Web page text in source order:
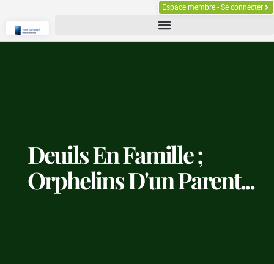
Espace membre - Se connecter
Deuils En Famille ;
Orphelins D'un Parent...